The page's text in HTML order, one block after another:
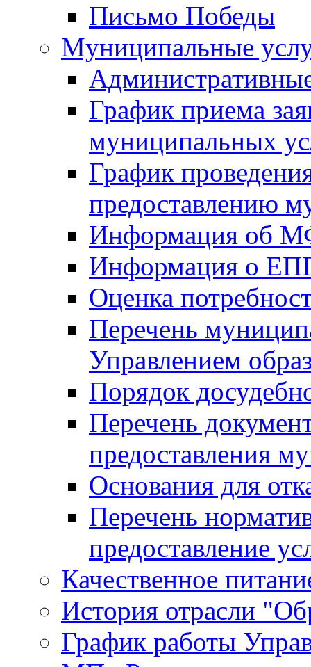
Письмо Победы
Mуниципальные
График приема
муниципальных
График
предоставлению
Информация об
Информация о
Оценка
Перечень
Управлением
Порядок
Перечень
предоставления
Основания для
Перечень
предоставление
Качественное
История отрасли
График работы